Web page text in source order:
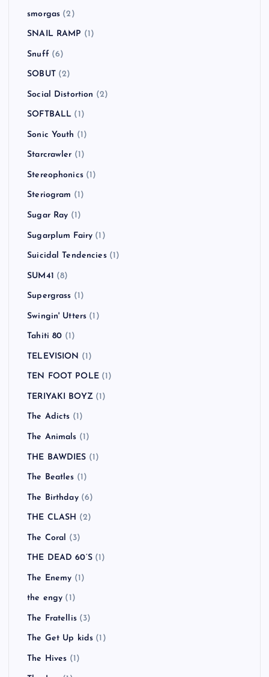
smorgas (2)
SNAIL RAMP (1)
Snuff (6)
SOBUT(2)
Social Distortion (2)
SOFTBALL (1)
Sonic Youth (1)
Starcrawler (1)
Stereophonics(1)
Steriogram (1)
Sugar Ray (1)
Sugarplum Fairy (1)
Suicidal Tendencies(1)
SUM41 (8)
Supergrass (1)
Swingin' Utters (1)
Tahiti 80 (1)
TELEVISION (1)
TEN FOOT POLE(1)
TERIYAKI BOYZ(1)
The Adicts (1)
The Animals (1)
THE BAWDIES (1)
The Beatles (1)
The Birthday(6)
THE CLASH (2)
The Coral (3)
THE DEAD 60’S(1)
The Enemy (1)
the engy (1)
The Fratellis(3)
The Get Up kids (1)
The Hives (1)